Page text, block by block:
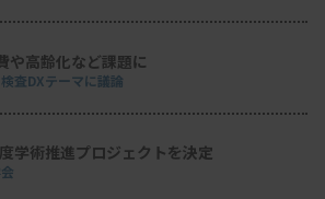
や高齢化など課題に
査DXテーマに議論
学術推進プロジェクトを決定